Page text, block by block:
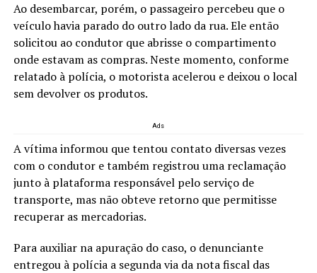
Ao desembarcar, porém, o passageiro percebeu que o
veículo havia parado do outro lado da rua. Ele então
solicitou ao condutor que abrisse o compartimento
onde estavam as compras. Neste momento, conforme
relatado à polícia, o motorista acelerou e deixou o local
sem devolver os produtos.
Ads
A vítima informou que tentou contato diversas vezes
com o condutor e também registrou uma reclamação
junto à plataforma responsável pelo serviço de
transporte, mas não obteve retorno que permitisse
recuperar as mercadorias.
Para auxiliar na apuração do caso, o denunciante
entregou à polícia a segunda via da nota fiscal das